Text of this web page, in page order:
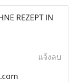
REZEPT IN
แจ้งลบ